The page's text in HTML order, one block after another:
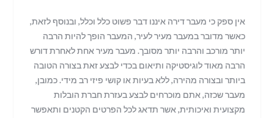
אין ספק כי מעבר דירה איננו דבר פשוט כלל וכלל, ובנוסף לזאת,
כאשר מדובר במעבר מעיר לעיר, המעבר הופך להיות הרבה
יותר מורכב והרבה יותר מסובך. מעבר מעיר אחת לאחרת דורש
הרבה מאוד לוגיסטיקה ותיאום בכדי לבצע זאת בצורה הטובה
ביותר ובצורה מהירה, ללא בעיות או קושי פיזי רב מידי. כמובן,
מעבר שכזה, אתם מוכרחים לבצע בעזרת חברת הובלות
מקצועית ואיכותית, אשר תדאג לכל הפרטים הקטנים ותאפשר